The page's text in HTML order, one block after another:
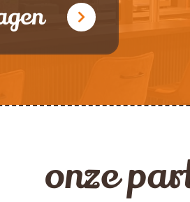
onze